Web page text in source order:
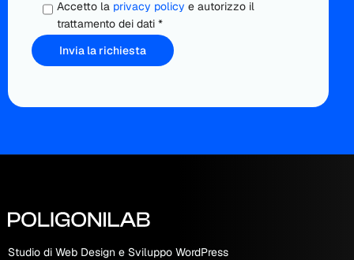
Accetto la privacy policy e autorizzo il
trattamento dei dati *
Studio di Web Design e Sviluppo WordPress